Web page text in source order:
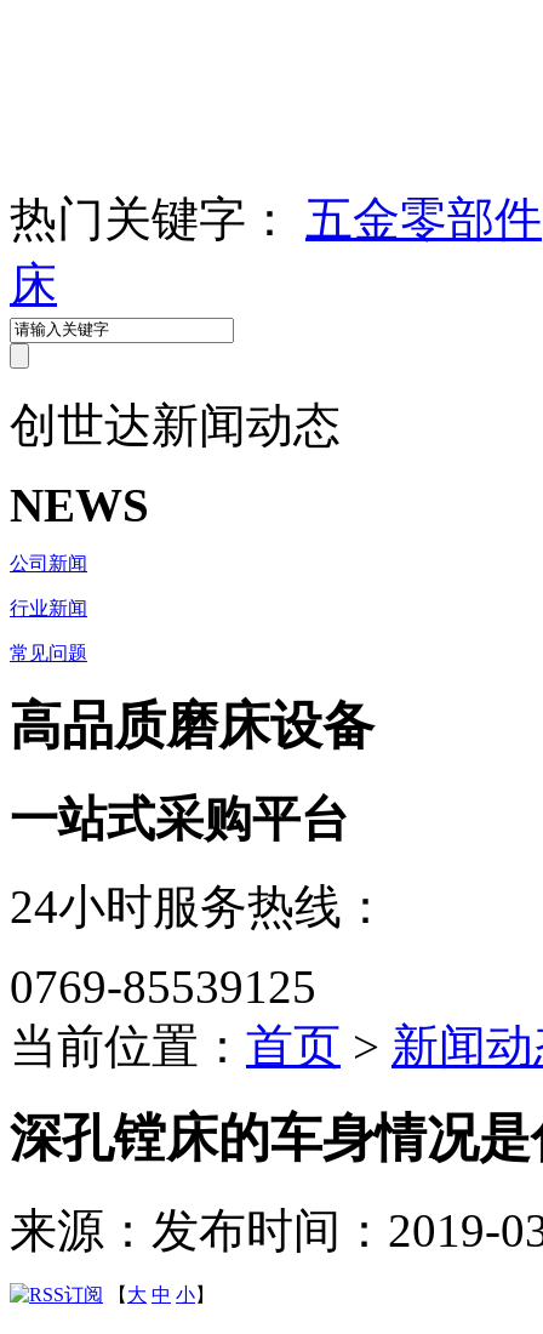
热门关键字：
五金零部件
床
创世达新闻动态
NEWS
公司新闻
行业新闻
常见问题
高品质磨床设备
一站式采购平台
24小时服务热线：
0769-85539125
当前位置： 首页 > 新闻
深孔镗床的车身情况
来源： 发布时间：2019-
【 大 中 小】